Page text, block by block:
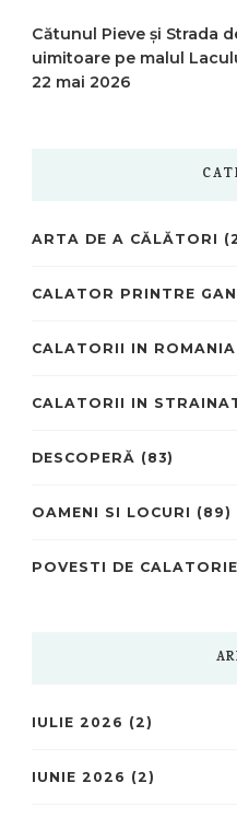
Cătunul Pieve și Strada
uimitoare pe malul
22 mai 2026
ARTA DE A CĂLĂTORI
CALATOR PRINTRE
CALATORII IN ROMANIA
CALATORII IN
DESCOPERĂ (83)
OAMENI SI LOCURI (89)
POVESTI DE CALATORIE
IULIE 2026 (2)
IUNIE 2026 (2)